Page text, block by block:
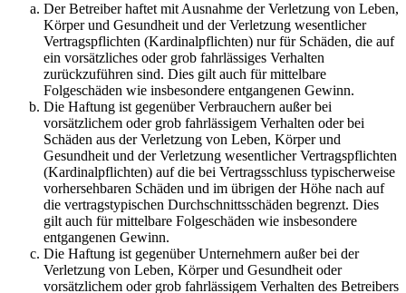
Der Betreiber haftet mit Ausnahme der Verletzung von Leben,
Körper und Gesundheit und der Verletzung wesentlicher
Vertragspflichten (Kardinalpflichten) nur für Schäden, die auf
ein vorsätzliches oder grob fahrlässiges Verhalten
zurückzuführen sind. Dies gilt auch für mittelbare
Folgeschäden wie insbesondere entgangenen Gewinn.
Die Haftung ist gegenüber Verbrauchern außer bei
vorsätzlichem oder grob fahrlässigem Verhalten oder bei
Schäden aus der Verletzung von Leben, Körper und
Gesundheit und der Verletzung wesentlicher Vertragspflichten
(Kardinalpflichten) auf die bei Vertragsschluss typischerweise
vorhersehbaren Schäden und im übrigen der Höhe nach auf
die vertragstypischen Durchschnittsschäden begrenzt. Dies
gilt auch für mittelbare Folgeschäden wie insbesondere
entgangenen Gewinn.
Die Haftung ist gegenüber Unternehmern außer bei der
Verletzung von Leben, Körper und Gesundheit oder
vorsätzlichem oder grob fahrlässigem Verhalten des Betreibers